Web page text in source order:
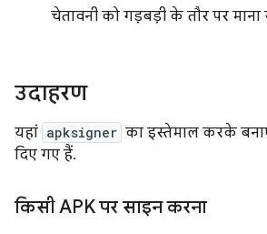
चेतावनी को गड़बड़ी के तौर पर माना
उदाहरण
यहां apksigner का इस्तेमाल करके
दिए गए हैं.
किसी APK पर साइन करना